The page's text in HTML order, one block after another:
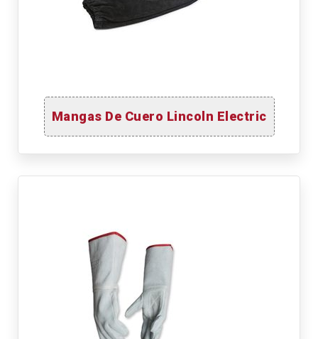
Mangas De Cuero Lincoln Electric